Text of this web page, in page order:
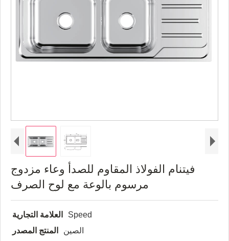
فيتنام الفولاذ المقاوم للصدأ وعاء مزدوج
مرسوم بالوعة مع لوح الصرف
العلامة التجارية
Speed
المنتج المصدر
الصين